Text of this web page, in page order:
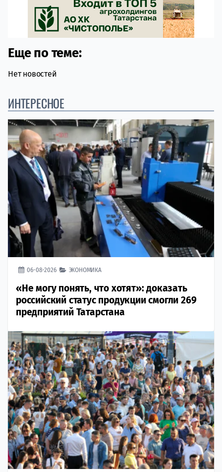
Еще по теме:
Нет новостей
ИНТЕРЕСНОЕ
06-08-2026 ЭКОНОМИКА
«Не могу понять, что хотят»: доказать
российский статус продукции смогли 269
предприятий Татарстана